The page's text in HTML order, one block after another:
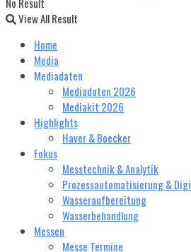
View All Result
Home
Media
Mediadaten
Mediadaten 2026
Mediakit 2026
Highlights
Haver & Boecker
Fokus
Messtechnik & Analytik
Prozessautomatisierung &
Wasseraufbereitung
Wasserbehandlung
Messen
Messe Termine